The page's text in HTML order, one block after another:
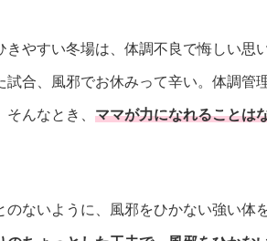
やすい冬場は、体調不良で悔しい思
合、風邪でお休みって辛い。体調管
んなとき、 ママが力になれることは
ないように、風邪をひかない強い体